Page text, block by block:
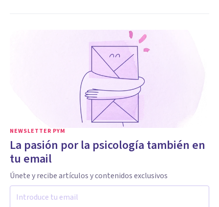
NEWSLETTER PYM
La pasión por la psicología también en
tu email
Únete y recibe artículos y contenidos exclusivos